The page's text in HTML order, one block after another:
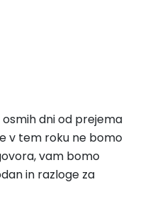
dni od prejema
v tem roku ne bomo
vam bomo
in razloge za